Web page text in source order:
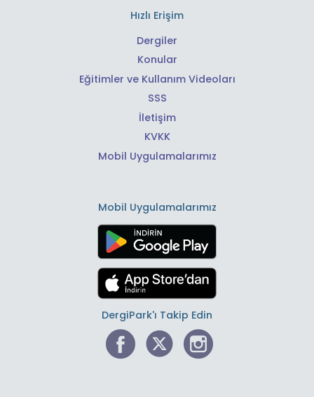
Hızlı Erişim
Dergiler
Konular
Eğitimler ve Kullanım Videoları
SSS
İletişim
KVKK
Mobil Uygulamalarımız
Mobil Uygulamalarımız
DergiPark'ı Takip Edin